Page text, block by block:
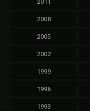
2011
2008
2005
2002
1999
1996
1993